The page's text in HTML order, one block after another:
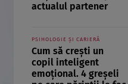
actualul partener
PSIHOLOGIE ȘI CARIERĂ
Cum să crești un
copil inteligent
emoțional. 4 greșeli